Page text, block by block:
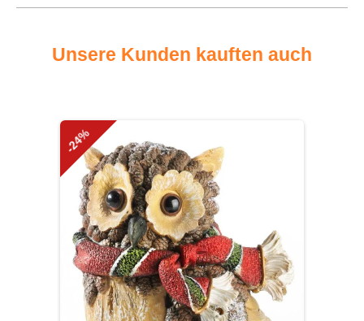
Unsere Kunden kauften auch
Produktgalerie überspringen
-24%